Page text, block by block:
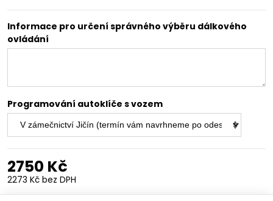
Informace pro určení správného výběru dálkového
ovládání
Programování autoklíče s vozem
2750 Kč
2273 Kč bez DPH